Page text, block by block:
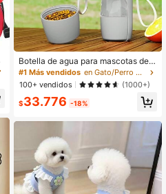
Botella de agua para mascotas de g
ran capacidad con recipiente para
comida, taza portátil para beber al a
ire libre para pasear al perro, acces
orios para perros
#1 Más vendidos
en Gato/Perro Comederos y botellas de viaje para m
100+ vendidos
(1000+)
$33.776 -18%